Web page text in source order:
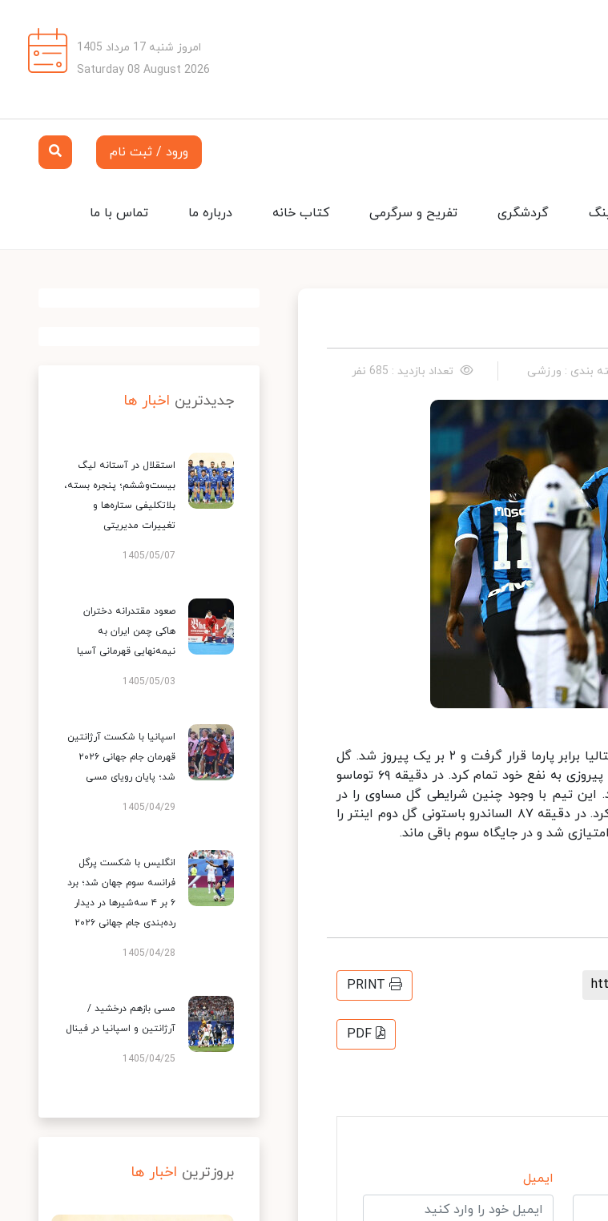
امروز شنبه 17 مرداد 1405
Saturday 08 August 2026
ورود / ثبت نام
تماس با ما درباره ما کتاب خانه تفریح و سرگرمی گردشگری
بندی : ورزشی تعداد بازدید : 685 نفر
به گزارش ایسنا، اینتر بامداد دوشنبه در هفته بیست و هشتم سری آ ایتالیا برابر پارما قرار گرفت و ۲ بر یک پیروز شد. گل
نخست بازی را گروینیو در دقیقه ۱۵ به ثمر رساند و میزبان نیمه اول را با پیروزی به نفع خود تمام کرد. در دقیقه ۶۹ توماسو
نفره به کار خود ادامه دهد. این تیم با وجود چنین شرایطی گل مساوی را در
دقیقه ۸۴ به ثمر رساند. لحظاتی بعد بازیکن پارما هم کارت قرمز دریافت کرد. در دقیقه ۸۷ الساندرو باستونی گل دوم اینتر را
PRINT
PDF
ایمیل
جدیدترین اخبار ها
استقلال در آستانه لیگ
بیست‌وششم؛ پنجره بسته،
بلاتکلیفی ستاره‌ها و
تغییرات مدیریتی
1405/05/07
صعود مقتدرانه دختران
هاکی چمن ایران به
نیمه‌نهایی قهرمانی آسیا
1405/05/03
اسپانیا با شکست آرژانتین
قهرمان جام جهانی ۲۰۲۶
شد؛ پایان رویای مسی
1405/04/29
انگلیس با شکست پرگل
فرانسه سوم جهان شد؛ برد
۶ بر ۴ سه‌شیرها در دیدار
رده‌بندی جام جهانی ۲۰۲۶
1405/04/28
مسی بازهم درخشید /
آرژانتین و اسپانیا در فینال
1405/04/25
بروزترین اخبار ها